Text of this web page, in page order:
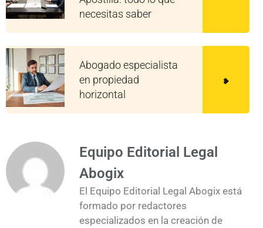
necesitas saber
Abogado especialista
en propiedad
horizontal
Equipo Editorial Legal
Abogix
El Equipo Editorial Legal Abogix está
formado por redactores
especializados en la creación de